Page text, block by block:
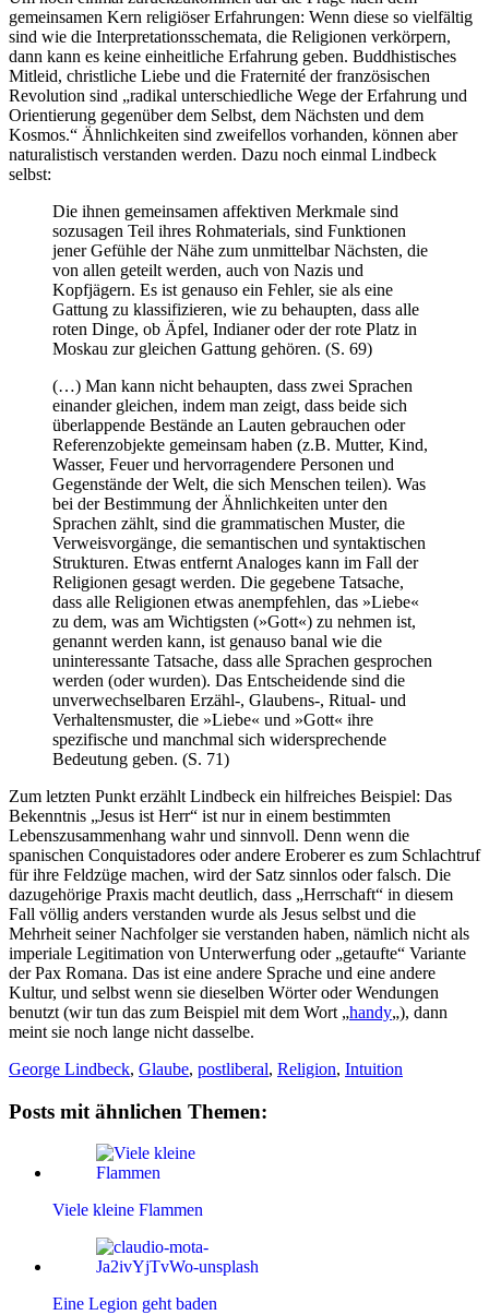
gemeinsamen Kern religiöser Erfahrungen: Wenn diese so vielfältig
sind wie die Interpretationsschemata, die Religionen verkörpern,
dann kann es keine einheitliche Erfahrung geben. Buddhistisches
Mitleid, christliche Liebe und die Fraternité der französischen
Revolution sind „radikal unterschiedliche Wege der Erfahrung und
Orientierung gegenüber dem Selbst, dem Nächsten und dem
Kosmos.“ Ähnlichkeiten sind zweifellos vorhanden, können aber
naturalistisch verstanden werden. Dazu noch einmal Lindbeck
selbst:
Die ihnen gemeinsamen affektiven Merkmale sind
sozusagen Teil ihres Rohmaterials, sind Funktionen
jener Gefühle der Nähe zum unmittelbar Nächsten, die
von allen geteilt werden, auch von Nazis und
Kopfjägern. Es ist genauso ein Fehler, sie als eine
Gattung zu klassifizieren, wie zu behaupten, dass alle
roten Dinge, ob Äpfel, Indianer oder der rote Platz in
Moskau zur gleichen Gattung gehören. (S. 69)
(…) Man kann nicht behaupten, dass zwei Sprachen
einander gleichen, indem man zeigt, dass beide sich
überlappende Bestände an Lauten gebrauchen oder
Referenzobjekte gemeinsam haben (z.B. Mutter, Kind,
Wasser, Feuer und hervorragendere Personen und
Gegenstände der Welt, die sich Menschen teilen). Was
bei der Bestimmung der Ähnlichkeiten unter den
Sprachen zählt, sind die grammatischen Muster, die
Verweisvorgänge, die semantischen und syntaktischen
Strukturen. Etwas entfernt Analoges kann im Fall der
Religionen gesagt werden. Die gegebene Tatsache,
dass alle Religionen etwas anempfehlen, das »Liebe«
zu dem, was am Wichtigsten (»Gott«) zu nehmen ist,
genannt werden kann, ist genauso banal wie die
uninteressante Tatsache, dass alle Sprachen gesprochen
werden (oder wurden). Das Entscheidende sind die
unverwechselbaren Erzähl-, Glaubens-, Ritual- und
Verhaltensmuster, die »Liebe« und »Gott« ihre
spezifische und manchmal sich widersprechende
Bedeutung geben. (S. 71)
Zum letzten Punkt erzählt Lindbeck ein hilfreiches Beispiel: Das
Bekenntnis „Jesus ist Herr“ ist nur in einem bestimmten
Lebenszusammenhang wahr und sinnvoll. Denn wenn die
spanischen Conquistadores oder andere Eroberer es zum Schlachtruf
für ihre Feldzüge machen, wird der Satz sinnlos oder falsch. Die
dazugehörige Praxis macht deutlich, dass „Herrschaft“ in diesem
Fall völlig anders verstanden wurde als Jesus selbst und die
Mehrheit seiner Nachfolger sie verstanden haben, nämlich nicht als
imperiale Legitimation von Unterwerfung oder „getaufte“ Variante
der Pax Romana. Das ist eine andere Sprache und eine andere
Kultur, und selbst wenn sie dieselben Wörter oder Wendungen
benutzt (wir tun das zum Beispiel mit dem Wort „handy„), dann
meint sie noch lange nicht dasselbe.
George Lindbeck, Glaube, postliberal, Religion, Intuition
Posts mit ähnlichen Themen:
Viele kleine Flammen
Eine Legion geht baden